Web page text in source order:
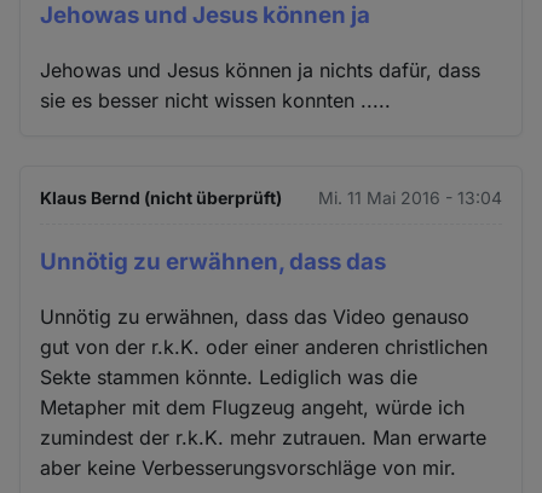
Jehowas und Jesus können ja
Jehowas und Jesus können ja nichts dafür, dass
sie es besser nicht wissen konnten .....
Klaus Bernd (nicht überprüft) Mi. 11 Mai 2016 - 13:04
Unnötig zu erwähnen, dass das
Unnötig zu erwähnen, dass das Video genauso
gut von der r.k.K. oder einer anderen christlichen
Sekte stammen könnte. Lediglich was die
Metapher mit dem Flugzeug angeht, würde ich
zumindest der r.k.K. mehr zutrauen. Man erwarte
aber keine Verbesserungsvorschläge von mir.